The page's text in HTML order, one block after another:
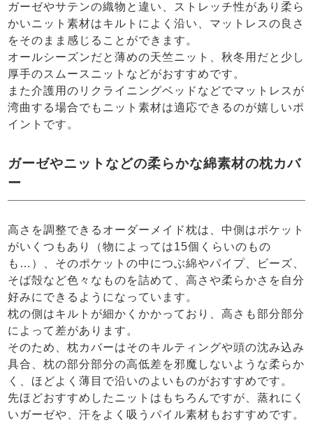
ガーゼやサテンの織物と違い、ストレッチ性があり柔ら
かいニット素材はキルトによく沿い、マットレスの良さ
をそのまま感じることができます。
オールシーズンだと薄めの天竺ニット、秋冬用だと少し
厚手のスムースニットなどがおすすめです。
また介護用のリクライニングベッドなどでマットレスが
湾曲する場合でもニット素材は適応できるのが嬉しいポ
イントです。
ガーゼやニットなどの柔らかな綿素材の枕カバ
ー
高さを調整できるオーダーメイド枕は、中側はポケット
がいくつもあり（物によっては15個くらいのもの
も…）、そのポケットの中につぶ綿やパイプ、ビーズ、
そば殻など色々なものを詰めて、高さや柔らかさを自分
好みにできるようになっています。
枕の側はキルトが細かくかかっており、高さも部分部分
によって差があります。
そのため、枕カバーはそのキルティングや頭の沈み込み
具合、枕の部分部分の高低差を邪魔しないような柔らか
く、ほどよく薄目で沿いのよいものがおすすめです。
先ほどおすすめしたニットはもちろんですが、蒸れにく
いガーゼや、汗をよく吸うパイル素材もおすすめです。